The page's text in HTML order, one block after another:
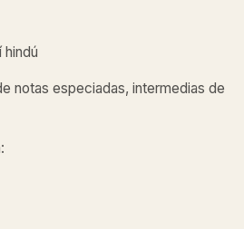
hindú
notas especiadas, intermedias de